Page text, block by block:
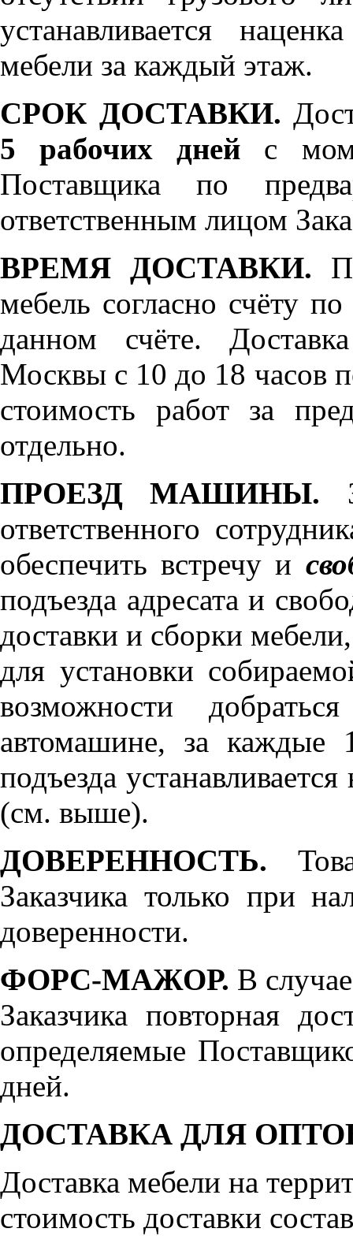
устанавливается
мебели за каждый этаж.
СРОК ДОСТАВКИ.
5 рабочих дней с
Поставщика по
ответственным лицом
ВРЕМЯ ДОСТАВКИ.
мебель согласно счёту
данном счёте.
Москвы с 10 до 18 часов
стоимость работ за
отдельно.
ПРОЕЗД МАШИНЫ.
ответственного
обеспечить встречу и
подъезда адресата и
доставки и сборки
для установки
возможности
автомашине, за каждые
подъезда
(см. выше).
ДОВЕРЕННОСТЬ.
Заказчика только при
доверенности.
ФОРС-МАЖОР. В
Заказчика повторная
определяемые
дней.
ДОСТАВКА ДЛЯ
Доставка мебели на
стоимость доставки